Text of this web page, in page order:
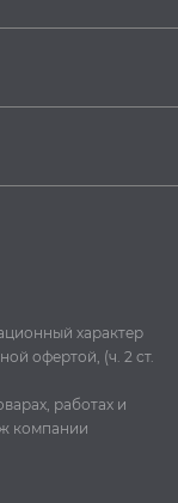
характер
офертой, (ч. 2 ст.
работах и
компании